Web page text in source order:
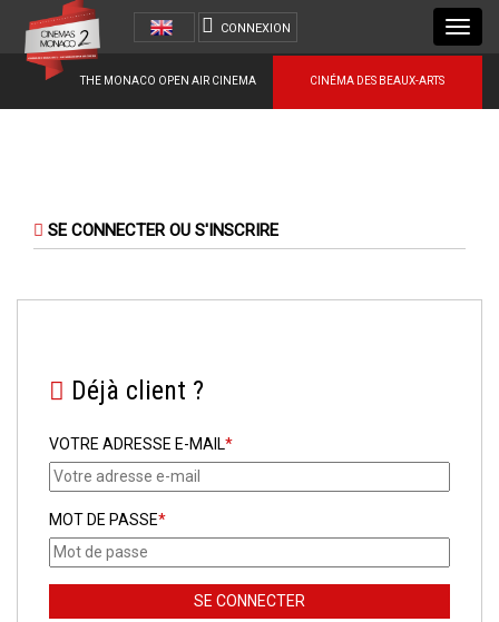
CINÉMA DES BEAUX-ARTS
THE MONACO OPEN AIR CINEMA
CONNEXION
SE CONNECTER OU S'INSCRIRE
Déjà client ?
VOTRE ADRESSE E-MAIL*
MOT DE PASSE*